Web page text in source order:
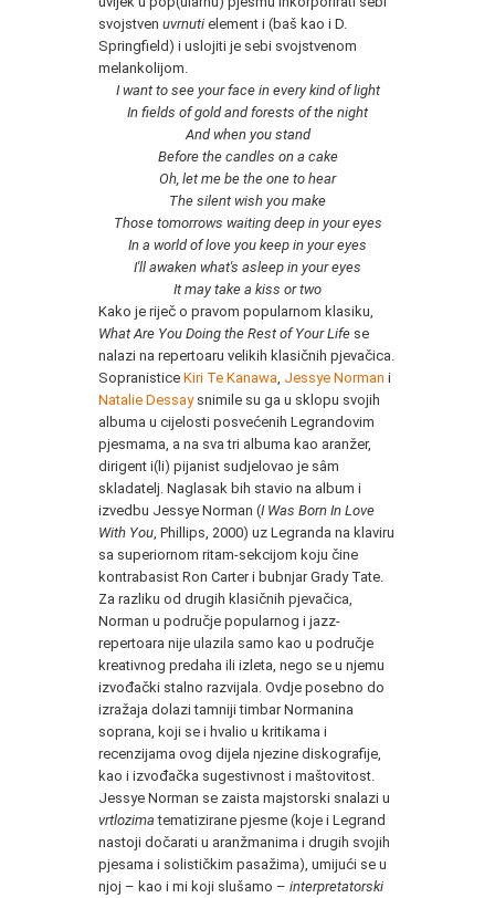
svojstven uvrnuti element i (baš kao i D.
Springfield) i uslojiti je sebi svojstvenom
melankolijom.
I want to see your face in every kind of light
In fields of gold and forests of the night
And when you stand
Before the candles on a cake
Oh, let me be the one to hear
The silent wish you make
Those tomorrows waiting deep in your eyes
In a world of love you keep in your eyes
I'll awaken what's asleep in your eyes
It may take a kiss or two
Kako je riječ o pravom popularnom klasiku,
What Are You Doing the Rest of Your Life se
nalazi na repertoaru velikih klasičnih pjevačica.
Sopranistice Kiri Te Kanawa Jessye Norman i
Natalie Dessaysnimile su ga u sklopu svojih
albuma u cijelosti posvećenih Legrandovim
pjesmama, a na sva tri albuma kao aranžer,
dirigent i(li) pijanist sudjelovao je sâm
skladatelj. Naglasak bih stavio na album i
izvedbu Jessye Norman (I Was Born In Love
With You , Phillips, 2000) uz Legranda na klaviru
sa superiornom ritam-sekcijom koju čine
kontrabasist Ron Carter i bubnjar Grady Tate.
Za razliku od drugih klasičnih pjevačica,
Norman u područje popularnog i jazz-
repertoara nije ulazila samo kao u područje
kreativnog predaha ili izleta, nego se u njemu
izvođački stalno razvijala. Ovdje posebno do
izražaja dolazi tamniji timbar Normanina
soprana, koji se i hvalio u kritikama i
recenzijama ovog dijela njezine diskografije,
kao i izvođačka sugestivnost i maštovitost.
Jessye Norman se zaista majstorski snalazi u
vrtlozima tematizirane pjesme (koje i Legrand
nastoji dočarati u aranžmanima i drugih svojih
pjesama i solističkim pasažima), umijući se u
njoj – kao i mi koji slušamo – interpretatorski